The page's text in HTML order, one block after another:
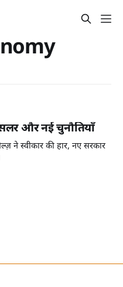
और नई चुनौतियाँ
ने स्वीकार की हार, नए सरकार